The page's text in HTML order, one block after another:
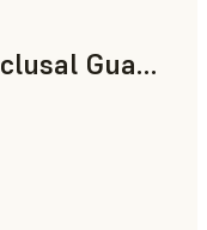
Dental LT Comfort Occlusal Guard (Form 4)